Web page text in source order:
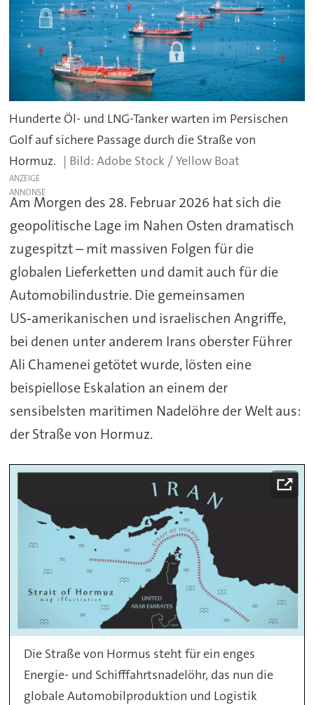
Hunderte Öl- und LNG-Tanker warten im Persischen
Golf auf sichere Passage durch die Straße von
Hormuz.
Adobe Stock / Yellow Boat
ANZEIGE
Am Morgen des 28. Februar 2026 hat sich die
geopolitische Lage im Nahen Osten dramatisch
zugespitzt – mit massiven Folgen für die
globalen Lieferketten und damit auch für die
Automobilindustrie. Die gemeinsamen
US‑amerikanischen und israelischen Angriffe,
bei denen unter anderem Irans oberster Führer
Ali Chamenei getötet wurde, lösten eine
beispiellose Eskalation an einem der
sensibelsten maritimen Nadelöhre der Welt aus:
der Straße von Hormuz.
Die Straße von Hormus steht für ein enges
Energie- und Schifffahrtsnadelöhr, das nun die
globale Automobilproduktion und Logistik